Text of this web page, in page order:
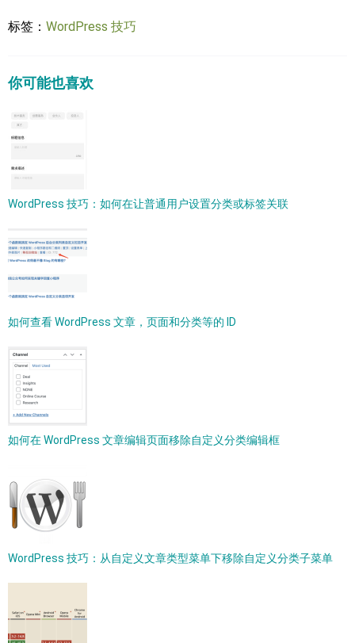
标签： WordPress 技巧
你可能也喜欢
WordPress 技巧：如何在让普通用户设置分类或标签关联
如何查看 WordPress 文章，页面和分类等的 ID
如何在 WordPress 文章编辑页面移除自定义分类编辑框
WordPress 技巧：从自定义文章类型菜单下移除自定义分类子菜单